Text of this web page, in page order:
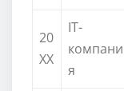
20
XX
IT-
компани
я